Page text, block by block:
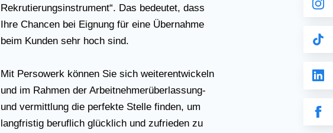
Rekrutierungsinstrument“. Das bedeutet, dass
Ihre Chancen bei Eignung für eine Übernahme
beim Kunden sehr hoch sind.
Mit Persowerk können Sie sich weiterentwickeln
und im Rahmen der Arbeitnehmerüberlassung-
und vermittlung die perfekte Stelle finden, um
langfristig beruflich glücklich und zufrieden zu